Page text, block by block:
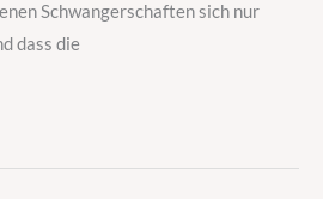
Schwangerschaften sich nur
dass die